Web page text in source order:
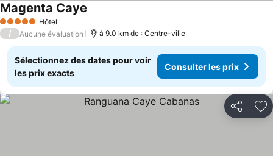
5 Étoiles Hôtel
Magenta Caye
/ Aucune évaluation à 9.0 km de : Centre-ville
Sélectionnez des dates pour voir
les prix exacts
Consulter les prix
Partager